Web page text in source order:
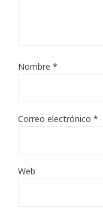
Nombre *
Correo electrónico *
Web